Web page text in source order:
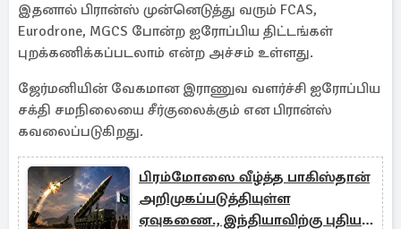
இதனால் பிரான்ஸ் முன்னெடுத்து வரும் FCAS,
Eurodrone, MGCS போன்ற ஐரோப்பிய திட்டங்கள்
புறக்கணிக்கப்படலாம் என்ற அச்சம் உள்ளது.
ஜேர்மனியின் வேகமான இராணுவ வளர்ச்சி ஐரோப்பிய
சக்தி சமநிலையை சீர்குலைக்கும் என பிரான்ஸ்
கவலைப்படுகிறது.
பிரம்மோஸை வீழ்த்த பாகிஸ்தான்
அறிமுகப்படுத்தியுள்ள
ஏவுகணை., இந்தியாவிற்கு புதிய